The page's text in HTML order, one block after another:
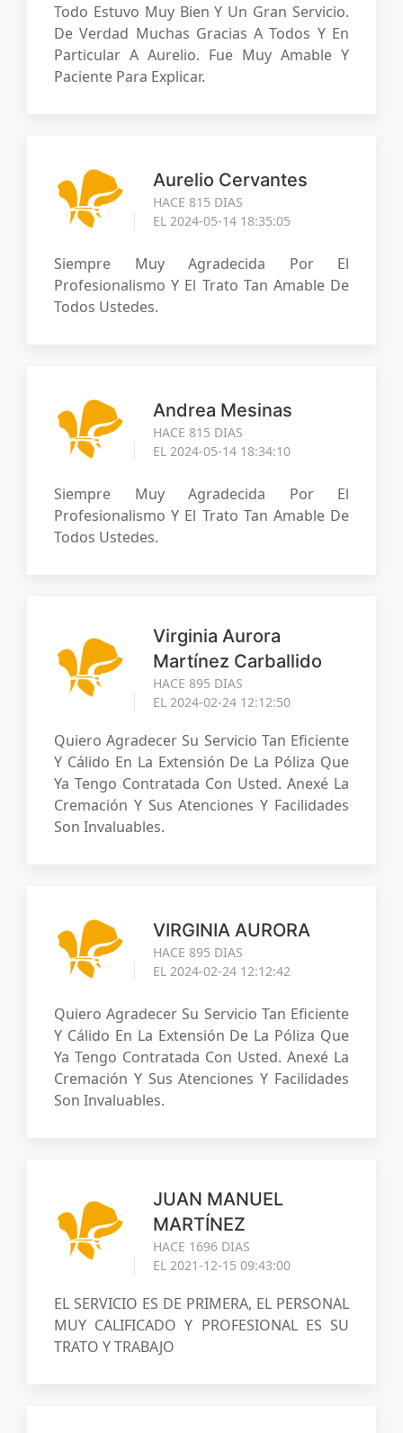
Todo Estuvo Muy Bien Y Un Gran Servicio.
De Verdad Muchas Gracias A Todos Y En
Particular A Aurelio. Fue Muy Amable Y
Paciente Para Explicar.
Aurelio Cervantes
HACE 815 DIAS
EL 2024-05-14 18:35:05
Siempre Muy Agradecida Por El
Profesionalismo Y El Trato Tan Amable De
Todos Ustedes.
Andrea Mesinas
HACE 815 DIAS
EL 2024-05-14 18:34:10
Siempre Muy Agradecida Por El
Profesionalismo Y El Trato Tan Amable De
Todos Ustedes.
Virginia Aurora
Martínez Carballido
HACE 895 DIAS
EL 2024-02-24 12:12:50
Quiero Agradecer Su Servicio Tan Eficiente
Y Cálido En La Extensión De La Póliza Que
Ya Tengo Contratada Con Usted. Anexé La
Cremación Y Sus Atenciones Y Facilidades
Son Invaluables.
VIRGINIA AURORA
HACE 895 DIAS
EL 2024-02-24 12:12:42
Quiero Agradecer Su Servicio Tan Eficiente
Y Cálido En La Extensión De La Póliza Que
Ya Tengo Contratada Con Usted. Anexé La
Cremación Y Sus Atenciones Y Facilidades
Son Invaluables.
JUAN MANUEL
MARTÍNEZ
HACE 1696 DIAS
EL 2021-12-15 09:43:00
EL SERVICIO ES DE PRIMERA, EL PERSONAL
MUY CALIFICADO Y PROFESIONAL ES SU
TRATO Y TRABAJO